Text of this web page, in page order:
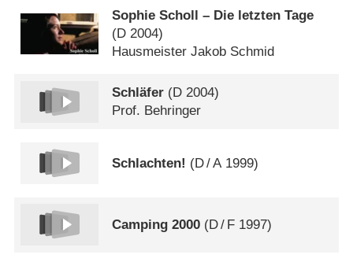
Sophie Scholl – Die letzten Tage
(D 2004)
Hausmeister Jakob Schmid
Schläfer (D 2004)
Prof. Behringer
Schlachten! (D/A1999)
Camping 2000 (D/ F 1997)